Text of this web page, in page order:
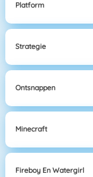
Platform
Strategie
Ontsnappen
Minecraft
Fireboy En Watergirl